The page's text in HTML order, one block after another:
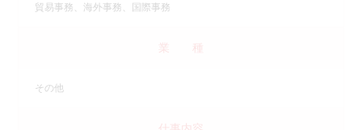
貿易事務、海外事務、国際事務
業 種
その他